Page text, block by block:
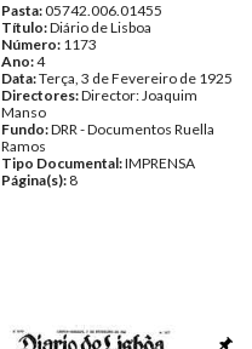
Pasta:05742.006.01455
Título:Diário de Lisboa
Número: 1173
Ano:4
Data:Terça, 3 de Fevereiro de 1925
Directores:Director: Joaquim
Manso
Fundo:DRR - Documentos Ruella
Ramos
Tipo Documental:IMPRENSA
Página(s): 8